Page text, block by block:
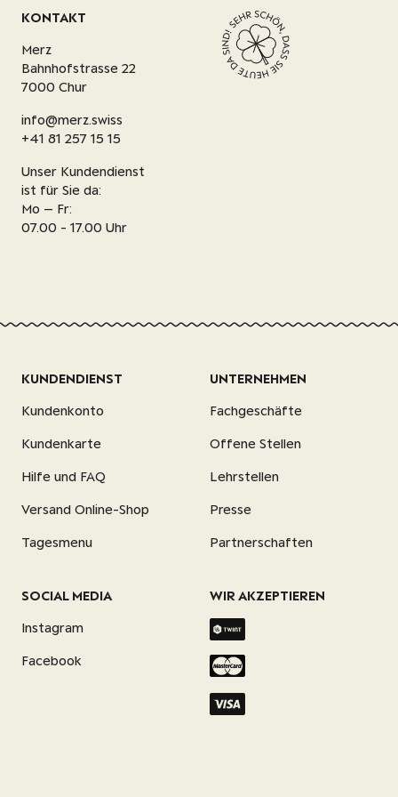
KONTAKT
Merz
Bahnhofstrasse 22
7000 Chur
info@merz.swiss
+41 81 257 15 15
Unser Kundendienst
ist für Sie da:
Mo – Fr:
07.00 - 17.00 Uhr
KUNDENDIENST
Kundenkonto
Kundenkarte
Hilfe und FAQ
Versand Online-Shop
Tagesmenu
UNTERNEHMEN
Fachgeschäfte
Offene Stellen
Lehrstellen
Presse
Partnerschaften
SOCIAL MEDIA
Instagram
Facebook
WIR AKZEPTIEREN